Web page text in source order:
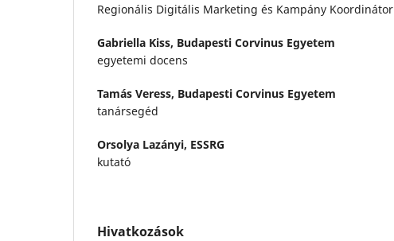
Regionális Digitális Marketing és Kampány Koordinátor
Gabriella Kiss, Budapesti Corvinus Egyetem
egyetemi docens
Tamás Veress, Budapesti Corvinus Egyetem
tanársegéd
Orsolya Lazányi, ESSRG
kutató
Hivatkozások